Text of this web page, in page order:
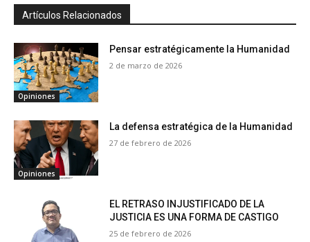
Artículos Relacionados
Opiniones
Pensar estratégicamente la Humanidad
2 de marzo de 2026
Opiniones
La defensa estratégica de la Humanidad
27 de febrero de 2026
EL RETRASO INJUSTIFICADO DE LA
JUSTICIA ES UNA FORMA DE CASTIGO
25 de febrero de 2026